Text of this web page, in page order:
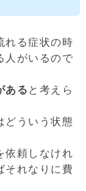
れる症状の時
人がいるので
ある と考えら
どういう状態
依頼しなけれ
それなりに費